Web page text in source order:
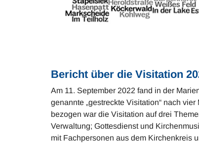
Bericht über die Visitation
Am 11. September 2022 fand in der
genannte „gestreckte Visitation“ nach
bezogen war die Visitation auf drei
Verwaltung; Gottesdienst und
mit Fachpersonen aus dem Kirchenkreis